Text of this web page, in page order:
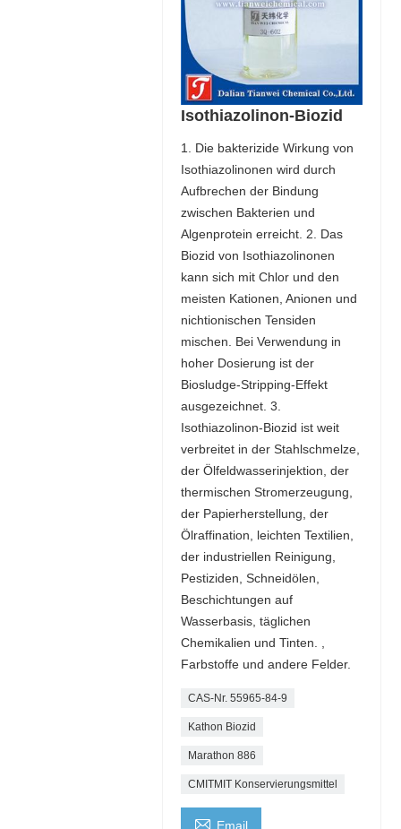
Isothiazolinon-Biozid
1. Die bakterizide Wirkung von
Isothiazolinonen wird durch
Aufbrechen der Bindung
zwischen Bakterien und
Algenprotein erreicht. 2. Das
Biozid von Isothiazolinonen
kann sich mit Chlor und den
meisten Kationen, Anionen und
nichtionischen Tensiden
mischen. Bei Verwendung in
hoher Dosierung ist der
Biosludge-Stripping-Effekt
ausgezeichnet. 3.
Isothiazolinon-Biozid ist weit
verbreitet in der Stahlschmelze,
der Ölfeldwasserinjektion, der
thermischen Stromerzeugung,
der Papierherstellung, der
Ölraffination, leichten Textilien,
der industriellen Reinigung,
Pestiziden, Schneidölen,
Beschichtungen auf
Wasserbasis, täglichen
Chemikalien und Tinten. ,
Farbstoffe und andere Felder.
CAS-Nr. 55965-84-9
Kathon Biozid
Marathon 886
CMITMIT Konservierungsmittel
 Email